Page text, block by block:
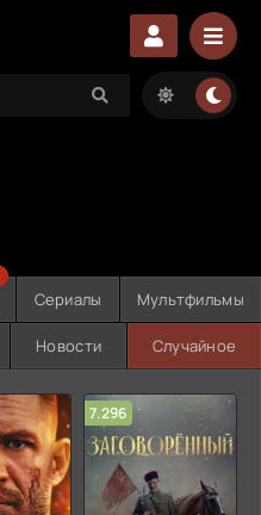
Сериалы Мультфильмы
Новости Случайное
7.296